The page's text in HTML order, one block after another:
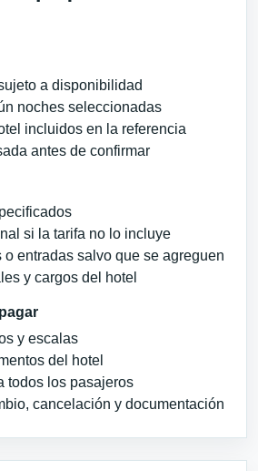
a disponibilidad
noches seleccionadas
incluidos en la referencia
antes de confirmar
si la tarifa no lo incluye
o entradas salvo que se agreguen
y cargos del hotel
y escalas
del hotel
todos los pasajeros
cancelación y documentación